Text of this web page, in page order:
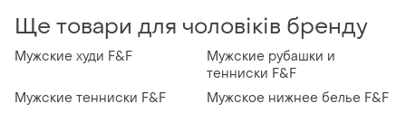
Ще товари для чоловіків бренду
Мужские худи F&F
Мужские рубашки и
тенниски F&F
Мужские тенниски F&F
Мужское нижнее белье F&F